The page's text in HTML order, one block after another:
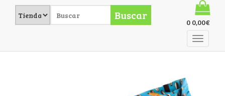
Buscar
0 0,00€